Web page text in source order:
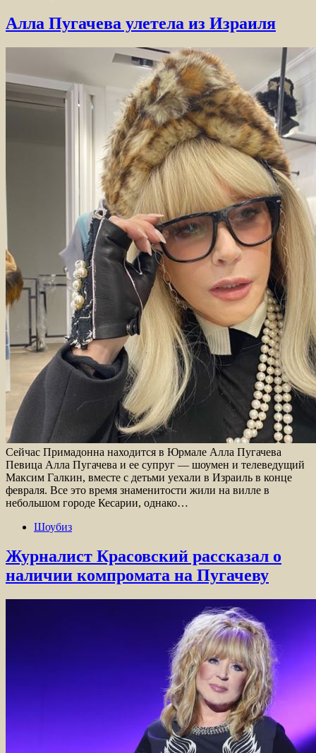
Алла Пугачева улетела из Израиля
Сейчас Примадонна находится в Юрмале Алла Пугачева
Певица Алла Пугачева и ее супруг — шоумен и телеведущий
Максим Галкин, вместе с детьми уехали в Израиль в конце
февраля. Все это время знаменитости жили на вилле в
небольшом городе Кесарии, однако…
Шоубиз
Журналист Красовский рассказал о
наличии компромата на Пугачеву